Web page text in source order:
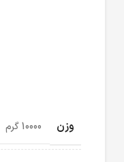
وزن 10000 گرم